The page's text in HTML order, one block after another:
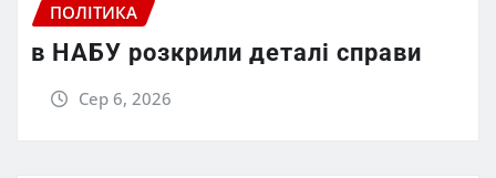
ПОЛІТИКА
в НАБУ розкрили деталі справи
Сер 6, 2026